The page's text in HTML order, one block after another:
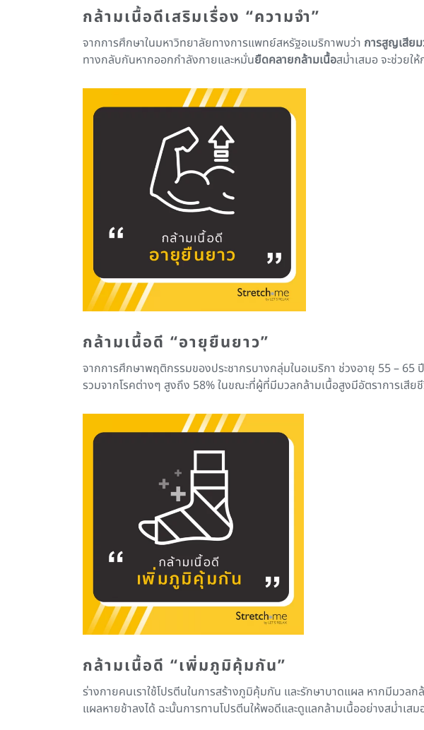
กล้ามเนื้อดีเสริมเรื่อง “ความจำ”
จากการศึกษาในมหาวิทยาลัยทางการแพทย์สหรัฐอเมริกาพบว่า การสูญเสีย
ทางกลับกันหากออกกำลังกายและหมั่นยืดคลายกล้ามเนื้อสม่ำเสมอ จะช่วยใ
กล้ามเนื้อดี “อายุยืนยาว”
จากการศึกษาพฤติกรรมของประชากรบางกลุ่มในอเมริกา ช่วงอายุ 55 – 65
รวมจากโรคต่างๆ สูงถึง 58% ในขณะที่ผู้ที่มีมวลกล้ามเนื้อสูงมีอัตราการเสีย
กล้ามเนื้อดี “เพิ่มภูมิคุ้มกัน”
ร่างกายคนเราใช้โปรตีนในการสร้างภูมิคุ้มกัน และรักษาบาดแผล หากมีมวล
แผลหายช้าลงได้ ฉะนั้นการทานโปรตีนให้พอดีและดูแลกล้ามเนื้ออย่างสม่ำเส